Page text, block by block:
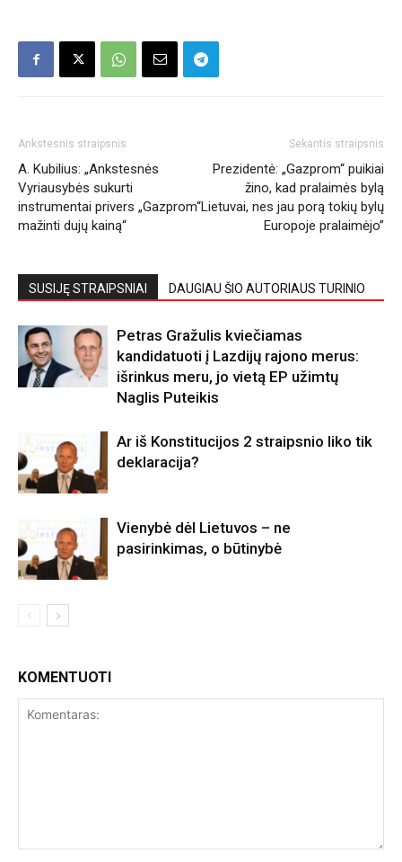
Ankstesnis straipsnis
A. Kubilius: „Ankstesnės
Vyriausybės sukurti
instrumentai privers „Gazprom“
mažinti dujų kainą“
Sekantis straipsnis
Prezidentė: „Gazprom“ puikiai
žino, kad pralaimės bylą
Lietuvai, nes jau porą tokių bylų
Europoje pralaimėjo”
SUSIJĘ STRAIPSNIAI DAUGIAU ŠIO AUTORIAUS TURINIO
Petras Gražulis kviečiamas
kandidatuoti į Lazdijų rajono merus:
išrinkus meru, jo vietą EP užimtų
Naglis Puteikis
Ar iš Konstitucijos 2 straipsnio liko tik
deklaracija?
Vienybė dėl Lietuvos – ne
pasirinkimas, o būtinybė
KOMENTUOTI